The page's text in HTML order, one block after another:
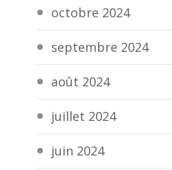
octobre 2024
septembre 2024
août 2024
juillet 2024
juin 2024